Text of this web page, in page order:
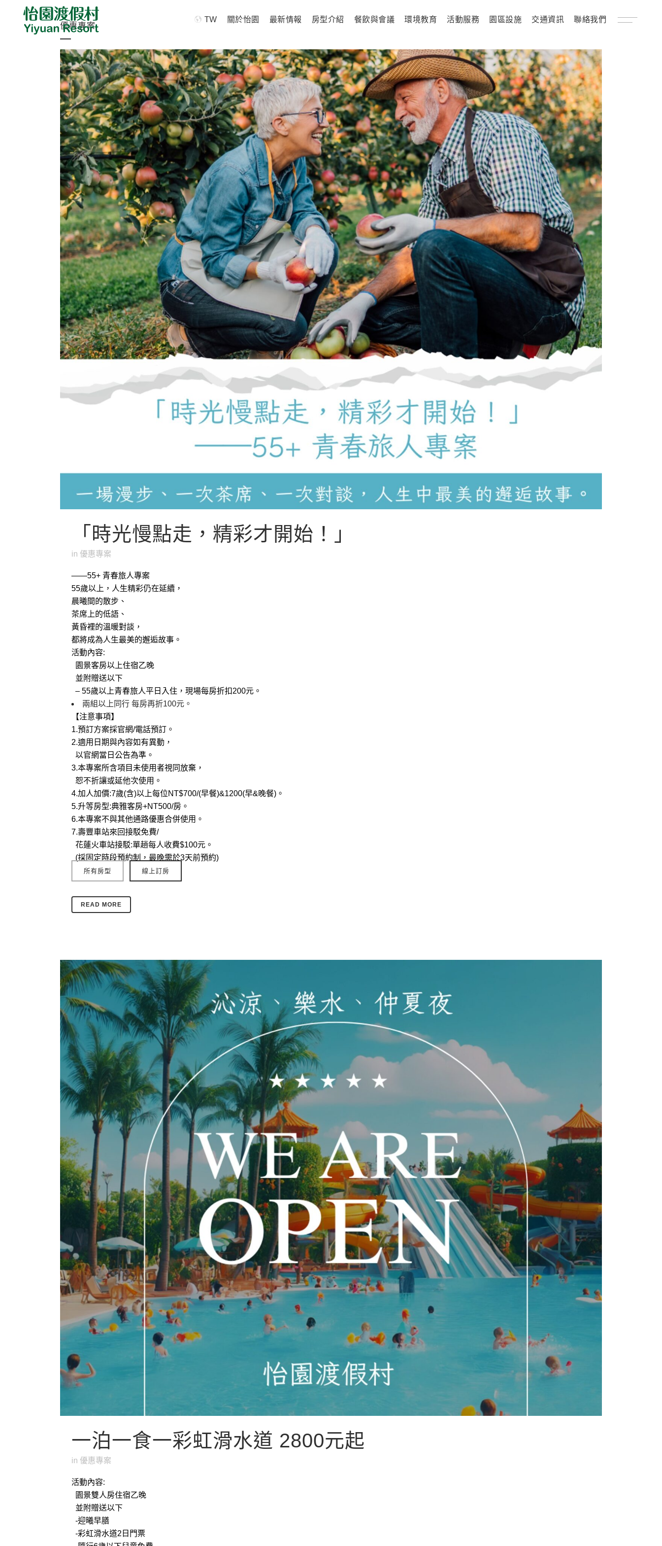
TW 關於怡園 最新情報 房型介紹 餐飲與會議 環境教育 活動服務 園區設施 交通資訊 聯絡我們
優惠專案
「時光慢點走，精彩才開始！」
in 優惠專案
——55+ 青春旅人專案
55歲以上，人生精彩仍在延續，
晨曦間的散步、
茶席上的低語、
黃昏裡的溫暖對談，
都將成為人生最美的邂逅故事。
活動內容:
園景客房以上住宿乙晚
並附贈送以下
– 55歲以上青春旅人平日入住，現場每房折扣200元。
兩組以上同行 每房再折100元。
【注意事項】
1.預訂方案採官網/電話預訂。
2.適用日期與內容如有異動，
以官網當日公告為準。
3.本專案所含項目未使用者視同放棄，
恕不折讓或延他次使用。
4.加人加價:7歲(含)以上每位NT$700/(早餐)&1200(早&晚餐)。
5.升等房型:典雅客房+NT500/房。
6.本專案不與其他通路優惠合併使用。
7.壽豐車站來回接駁免費/
花蓮火車站接駁:單趟每人收費$100元。
(採固定時段預約制，最晚需於3天前預約)
所有房型 線上訂房
READ MORE
一泊一食一彩虹滑水道 2800元起
in 優惠專案
活動內容:
園景雙人房住宿乙晚
並附贈送以下
-迎曦早膳
-彩虹滑水道2日門票